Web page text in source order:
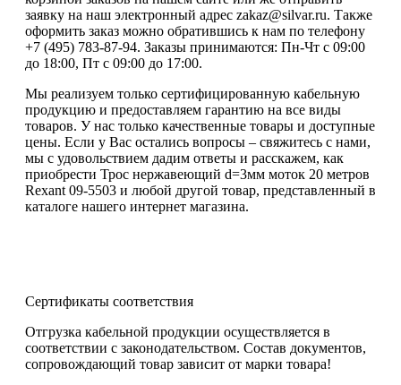
заявку на наш электронный адрес zakaz@silvar.ru. Также
оформить заказ можно обратившись к нам по телефону
+7 (495) 783-87-94. Заказы принимаются: Пн-Чт с 09:00
до 18:00, Пт с 09:00 до 17:00.
Мы реализуем только сертифицированную кабельную
продукцию и предоставляем гарантию на все виды
товаров. У нас только качественные товары и доступные
цены. Если у Вас остались вопросы – свяжитесь с нами,
мы с удовольствием дадим ответы и расскажем, как
приобрести Трос нержавеющий d=3мм моток 20 метров
Rexant 09-5503 и любой другой товар, представленный в
каталоге нашего интернет магазина.
Сертификаты соответствия
Отгрузка кабельной продукции осуществляется в
соответствии с законодательством. Состав документов,
сопровождающий товар зависит от марки товара!